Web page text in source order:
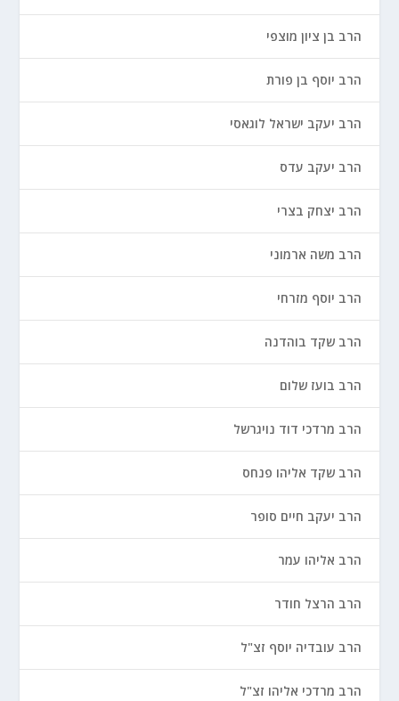
הרב בן ציון מוצפי
הרב יוסף בן פורת
הרב יעקב ישראל לוגאסי
הרב יעקב עדס
הרב יצחק בצרי
הרב משה ארמוני
הרב יוסף מזרחי
הרב שקד בוהדנה
הרב בועז שלום
הרב מרדכי דוד נויגרשל
הרב שקד אליהו פנחס
הרב יעקב חיים סופר
הרב אליהו עמר
הרב הרצל חודר
הרב עובדיה יוסף זצ"ל
הרב מרדכי אליהו זצ"ל